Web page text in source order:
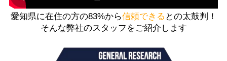
愛知県に在住の方の83%から信頼できる との太鼓判！
そんな弊社のスタッフをご紹介します